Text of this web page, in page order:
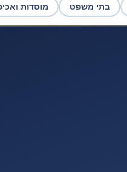
בתי משפט מוסדות